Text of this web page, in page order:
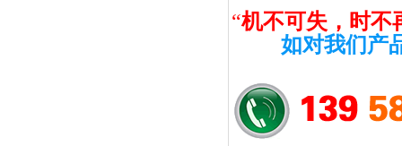
“机不可失，时不
如对我们产